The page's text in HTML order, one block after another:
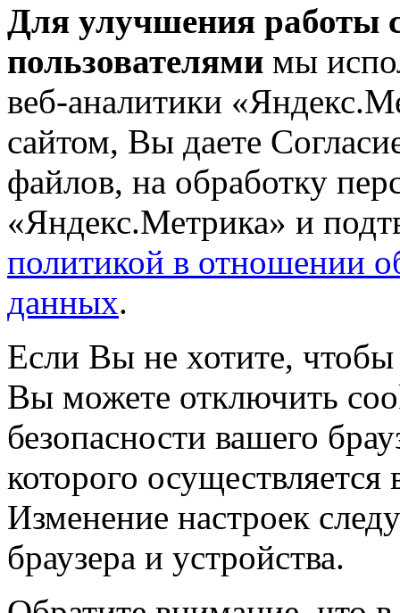
Для улучшения работы
пользователями мы
веб-аналитики
сайтом, Вы даете
файлов, на обработку
«Яндекс.Метрика» и
политикой в отношении
данных.
Если Вы не хотите,
Вы можете отключить
безопасности вашего
которого
Изменение настроек
браузера и устройства.